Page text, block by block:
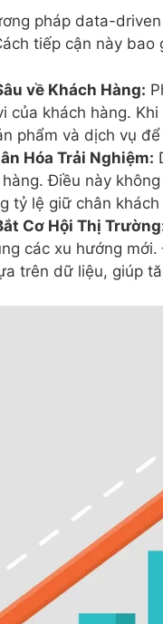
pháp data-
tiếp cận này bao
về Khách Hàng:
của khách hàng.
phẩm và dịch vụ
Hóa Trải Nghiệm:
hàng. Điều này
tỷ lệ giữ chân khách
Cơ Hội Thị
các xu hướng
trên dữ liệu, giúp